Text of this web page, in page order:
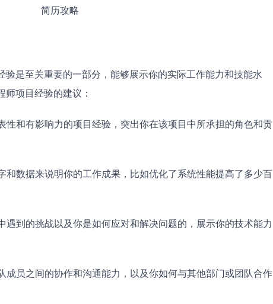
是至关重要的一部分，能够展示你的实际工作能力和技能水
项目经验的建议：
性和有影响力的项目经验，突出你在该项目中所承担的角色和贡
和数据来说明你的工作成果，比如优化了系统性能提高了多少百
到的挑战以及你是如何应对和解决问题的，展示你的技术能力
成员之间的协作和沟通能力，以及你如何与其他部门或团队合作